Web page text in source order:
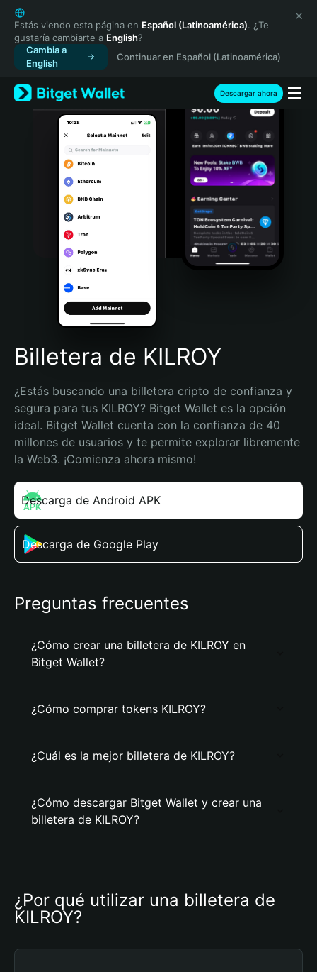
English
日本語
Tiếng Việt
Русский
Español (Latinoamérica)
Türkçe
Italiano
Português (Portugal)
Bahasa Indonesia
Português (Brasil)
Español (Argentina)
Estás viendo esta página en Español (Latinoamérica). ¿Te
gustaría cambiarte a English?
Cambia a
English
Continuar en Español (Latinoamérica)
Descargar ahora
Billetera de KILROY
¿Estás buscando una billetera cripto de confianza y
segura para tus KILROY? Bitget Wallet es la opción
ideal. Bitget Wallet cuenta con la confianza de 40
millones de usuarios y te permite explorar libremente
la Web3. ¡Comienza ahora mismo!
Descarga de Android APK
Descarga de Google Play
Preguntas frecuentes
¿Cómo crear una billetera de KILROY en
Bitget Wallet?
¿Cómo comprar tokens KILROY?
¿Cuál es la mejor billetera de KILROY?
¿Cómo descargar Bitget Wallet y crear una
billetera de KILROY?
¿Por qué utilizar una billetera de
KILROY?